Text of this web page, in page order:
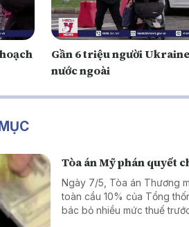
Gần 6 triệu người
nước ngoài
Tòa án Mỹ phán quyết
Ngày 7/5, Tòa án Thương
toàn cầu 10% của Tổng
bác bỏ nhiều mức thuế